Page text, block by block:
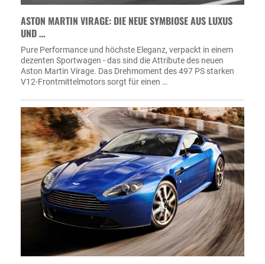
ASTON MARTIN VIRAGE: DIE NEUE SYMBIOSE AUS LUXUS
UND …
Pure Performance und höchste Eleganz, verpackt in einem
dezenten Sportwagen - das sind die Attribute des neuen
Aston Martin Virage. Das Drehmoment des 497 PS starken
V12-Frontmittelmotors sorgt für einen …